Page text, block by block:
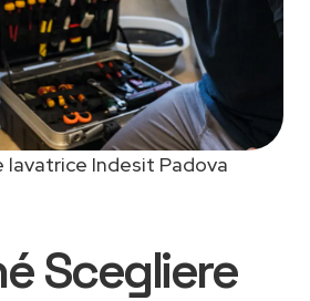
lavatrice Indesit Padova
Scegliere